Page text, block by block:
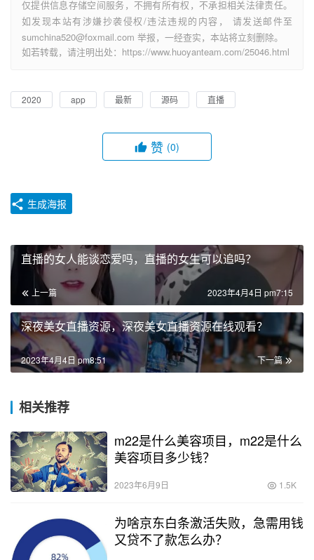
仅提供信息存储空间服务，不拥有所有权，不承担相关法律责任。
如发现本站有涉嫌抄袭侵权/违法违规的内容， 请发送邮件至
sumchina520@foxmail.com 举报，一经查实，本站将立刻删除。
如若转载，请注明出处：https://www.huoyanteam.com/25046.html
2020 app 最新 源码 直播
赞 (0)
生成海报
直播的女人能谈恋爱吗，直播的女生可以追吗？
上一篇 2023年4月4日 pm7:15
深夜美女直播资源，深夜美女直播资源在线观看？
下一篇
2023年4月4日 pm8:51
相关推荐
m22是什么美容项目，m22是什么
美容项目多少钱？
2023年6月9日 1.5K
为啥京东白条激活失败，急需用钱
又贷不了款怎么办？